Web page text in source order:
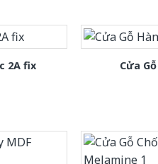
2A fix
Cửa